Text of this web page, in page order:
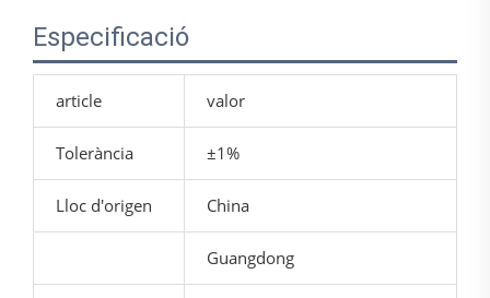
Especificació
article valor
Tolerància ±1%
Lloc d'origen China
Guangdong